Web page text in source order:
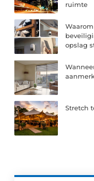
ruimte
opslag
Stretch